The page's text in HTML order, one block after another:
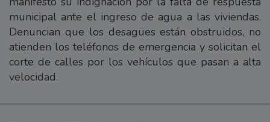
municipal ante el ingreso de agua a las viviendas.
Denuncian que los desagües están obstruidos, no
atienden los teléfonos de emergencia y solicitan el
corte de calles por los vehículos que pasan a alta
velocidad.